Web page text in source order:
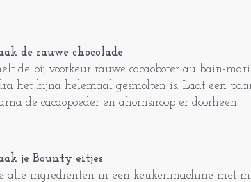
de rauwe chocolade
de bij voorkeur rauwe cacaoboter au bain-
het bijna helemaal gesmolten is. Laat een
de cacaopoeder en ahornsiroop er doorheen.
je Bounty eitjes
alle ingrediënten in een keukenmachine met